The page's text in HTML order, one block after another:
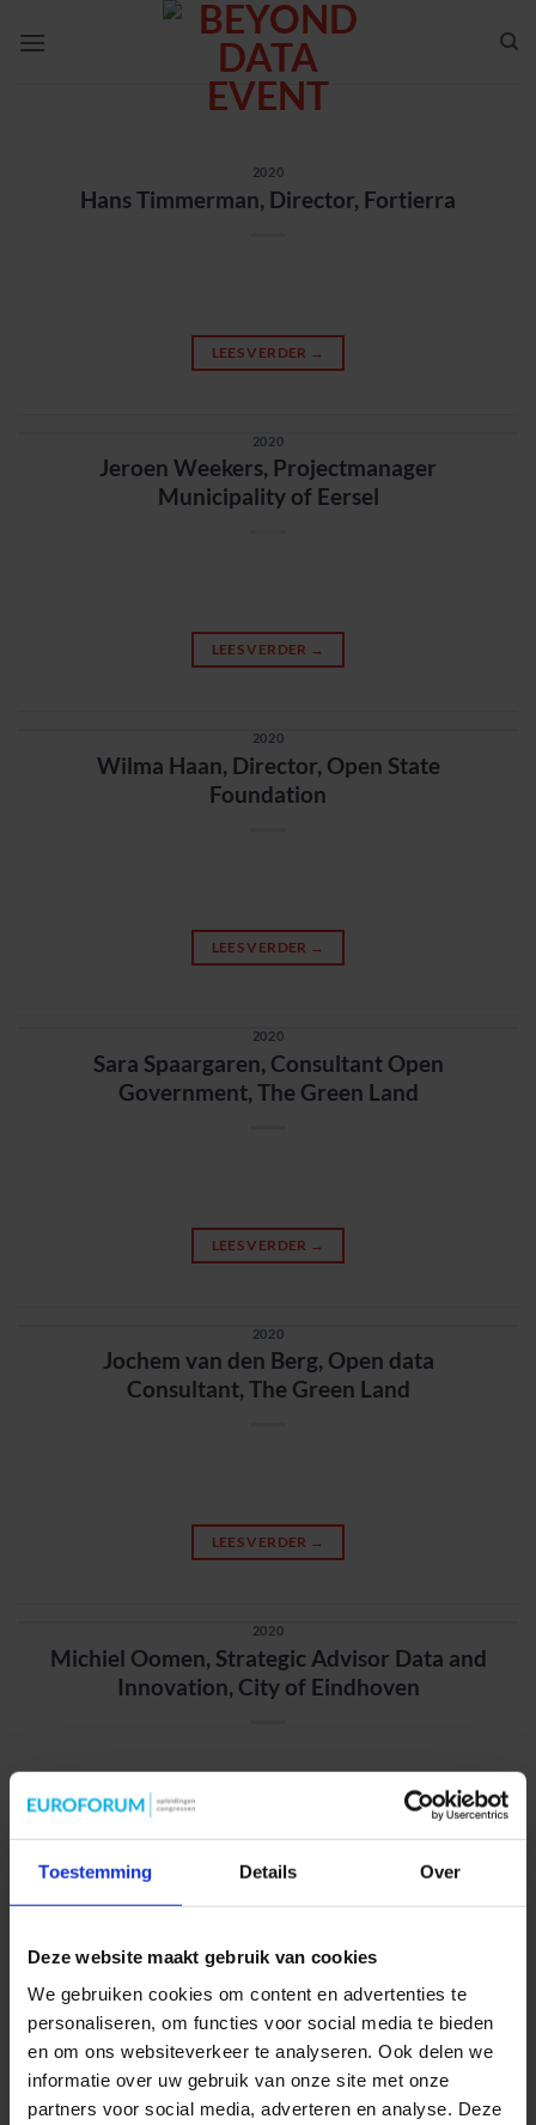
Toestemming Details Over
Deze website maakt gebruik van cookies
We gebruiken cookies om content en advertenties te
personaliseren, om functies voor social media te bieden
en om ons websiteverkeer te analyseren. Ook delen we
informatie over uw gebruik van onze site met onze
partners voor social media, adverteren en analyse. Deze
naar
2020
Hans Timmerman, Director, Fortierra
LEES VERDER →
2020
Jeroen Weekers, Projectmanager
Municipality of Eersel
LEES VERDER →
2020
Wilma Haan, Director, Open State
Foundation
LEES VERDER →
2020
Sara Spaargaren, Consultant Open
Government, The Green Land
LEES VERDER →
2020
Jochem van den Berg, Open data
Consultant, The Green Land
LEES VERDER →
2020
Michiel Oomen, Strategic Advisor Data and
Innovation, City of Eindhoven
LEES VERDER→
Ben Kokkeler, Professor of Applied Science,
Avans